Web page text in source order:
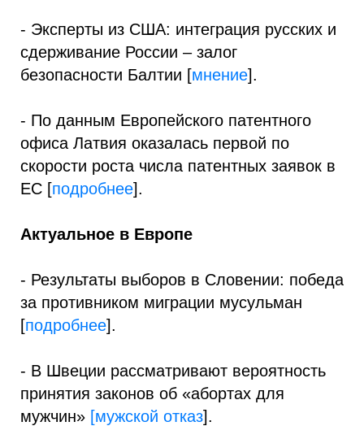
- Эксперты из США: интеграция русских и
сдерживание России – залог
безопасности Балтии [мнение].
- По данным Европейского патентного
офиса Латвия оказалась первой по
скорости роста числа патентных заявок в
ЕС [подробнее].
Актуальное в Европе
- Результаты выборов в Словении: победа
за противником миграции мусульман
[подробнее].
- В Швеции рассматривают вероятность
принятия законов об «абортах для
мужчин» [мужской отказ].